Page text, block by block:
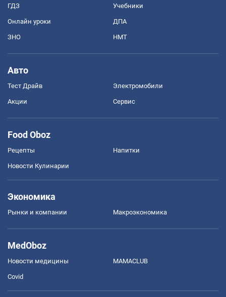
ГДЗ Учебники
Онлайн уроки ДПА
ЗНО НМТ
Авто
Тест Драйв Электромобили
Акции Сервис
Food Oboz
Рецепты Напитки
Новости Кулинарии
Экономика
Рынки и компании Mакроэкономика
MedOboz
Новости медицины MAMACLUB
Covid